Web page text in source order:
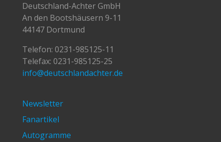
Deutschland-Achter GmbH
An den Bootshäusern 9-11
44147 Dortmund
Telefon: 0231-985125-11
Telefax: 0231-985125-25
info@deutschlandachter.de
Newsletter
Fanartikel
Autogramme